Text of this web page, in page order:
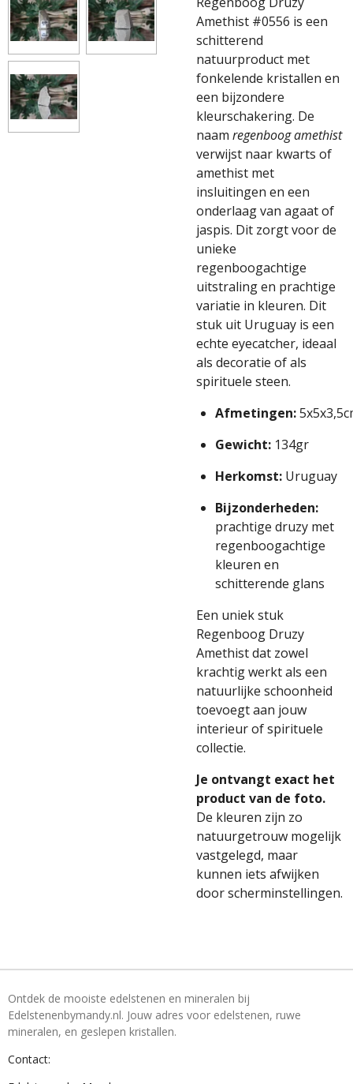
Amethist #0556 is een
schitterend
natuurproduct met
fonkelende kristallen en
een bijzondere
kleurschakering. De
naam regenboog amethist
verwijst naar kwarts of
amethist met
insluitingen en een
onderlaag van agaat of
jaspis. Dit zorgt voor de
unieke
regenboogachtige
uitstraling en prachtige
variatie in kleuren. Dit
stuk uit Uruguay is een
echte eyecatcher, ideaal
als decoratie of als
spirituele steen.
Afmetingen:
Gewicht: 134gr
Herkomst: Uruguay
Bijzonderheden:
prachtige druzy met
regenboogachtige
kleuren en
schitterende glans
Een uniek stuk
Regenboog Druzy
Amethist dat zowel
krachtig werkt als een
natuurlijke schoonheid
toevoegt aan jouw
interieur of spirituele
collectie.
Je ontvangt exact het
product van de foto.
De kleuren zijn zo
natuurgetrouw mogelijk
vastgelegd, maar
kunnen iets afwijken
door scherminstellingen.
Ontdek de mooiste edelstenen en mineralen bij
Edelstenenbymandy.nl. Jouw adres voor edelstenen, ruwe
mineralen, en geslepen kristallen.
Contact: